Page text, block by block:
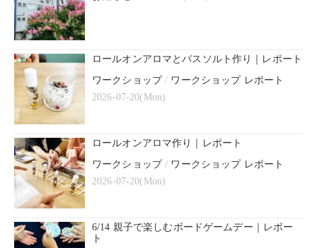
ロールオンアロマとバスソルト作り｜レポート
ワークショップ/ ワークショップ レポート
2026-07-20(Mon)
ロールオンアロマ作り｜レポート
ワークショップ/ ワークショップ レポート
2026-07-20(Mon)
6/14 親子で楽しむボードゲームデー｜レポー
ト